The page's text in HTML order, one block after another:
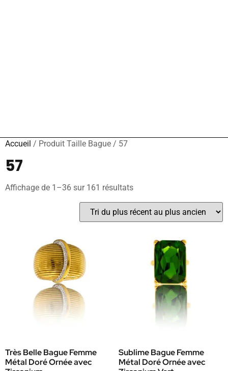
Accueil / Produit Taille Bague / 57
57
Affichage de 1–36 sur 161 résultats
Très Belle Bague Femme
Métal Doré Ornée avec
Sublime Bague Femme
Métal Doré Ornée avec